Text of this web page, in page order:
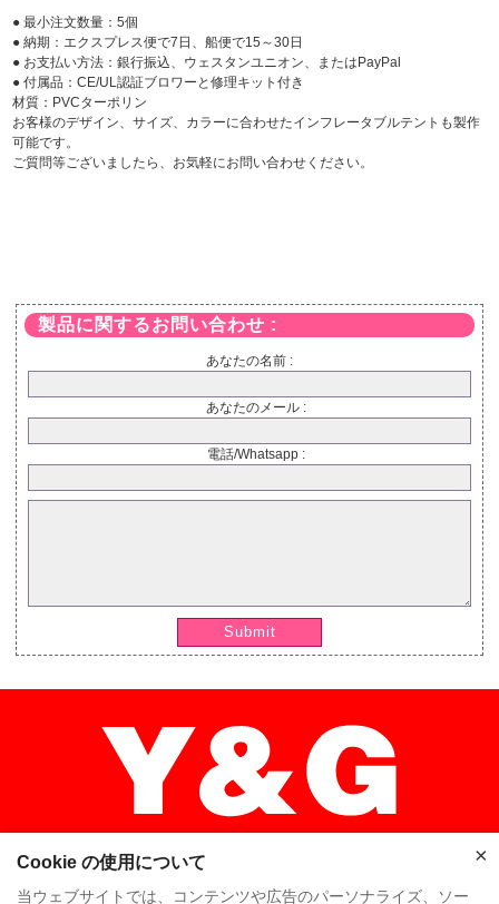
● 最小注文数量：5個
● 納期：エクスプレス便で7日、船便で15～30日
● お支払い方法：銀行振込、ウェスタンユニオン、またはPayPal
● 付属品：CE/UL認証ブロワーと修理キット付き
材質：PVCターポリン
お客様のデザイン、サイズ、カラーに合わせたインフレータブルテントも製作
可能です。
ご質問等ございましたら、お気軽にお問い合わせください。
製品に関するお問い合わせ :
あなたの名前 :
あなたのメール :
電話/Whatsapp :
Submit
Cookie の使用について
当ウェブサイトでは、コンテンツや広告のパーソナライズ、ソー
×